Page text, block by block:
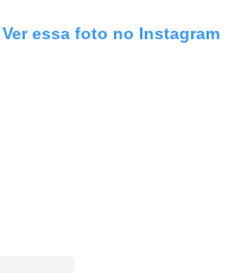
Ver essa foto no Instagram